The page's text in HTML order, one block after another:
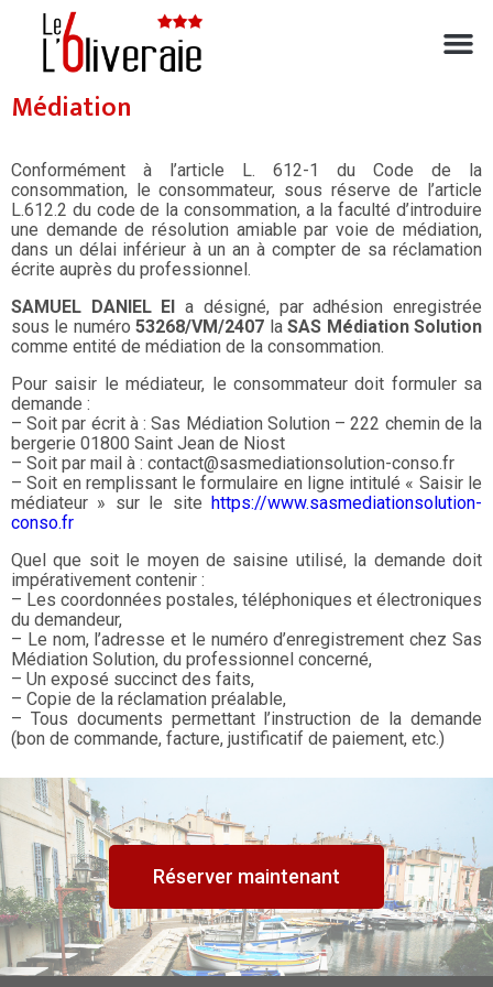
Médiation
Conformément à l’article L. 612-1 du Code de la
consommation, le consommateur, sous réserve de l’article
L.612.2 du code de la consommation, a la faculté d’introduire
une demande de résolution amiable par voie de médiation,
dans un délai inférieur à un an à compter de sa réclamation
écrite auprès du professionnel.
SAMUEL DANIEL EI a désigné, par adhésion enregistrée
sous le numéro53268/VM/2407 laSAS Médiation Solution
comme entité de médiation de la consommation.
Pour saisir le médiateur, le consommateur doit formuler sa
demande :
– Soit par écrit à : Sas Médiation Solution – 222 chemin de la
bergerie 01800 Saint Jean de Niost
– Soit par mail à : contact@sasmediationsolution-conso.fr
– Soit en remplissant le formulaire en ligne intitulé « Saisir le
médiateur » sur le site https://www.sasmediationsolution-
conso.fr
Quel que soit le moyen de saisine utilisé, la demande doit
impérativement contenir :
– Les coordonnées postales, téléphoniques et électroniques
du demandeur,
– Le nom, l’adresse et le numéro d’enregistrement chez Sas
Médiation Solution, du professionnel concerné,
– Un exposé succinct des faits,
– Copie de la réclamation préalable,
– Tous documents permettant l’instruction de la demande
(bon de commande, facture, justificatif de paiement, etc.)
Réserver maintenant